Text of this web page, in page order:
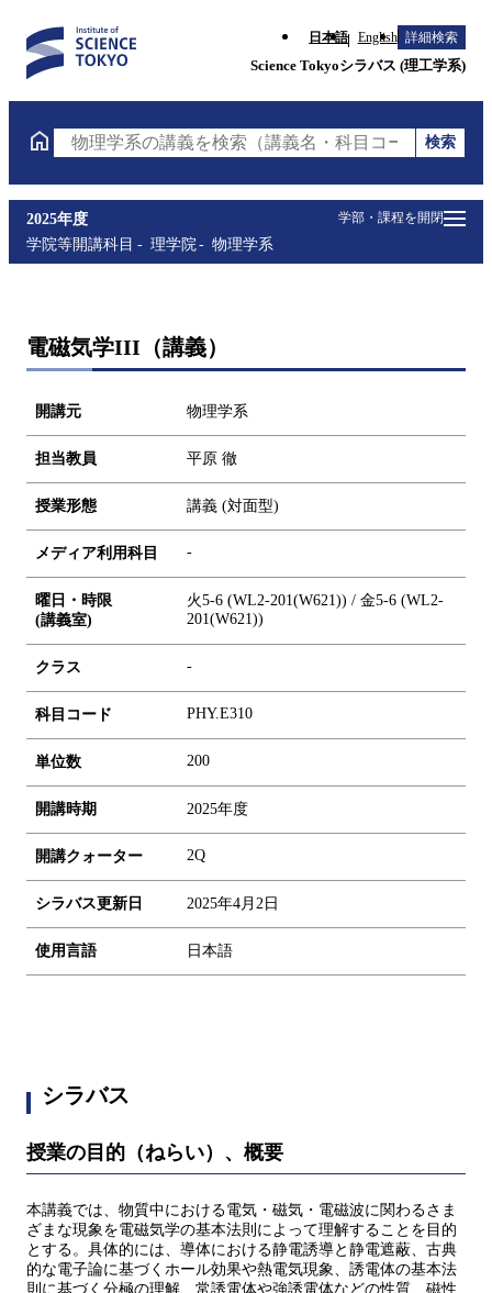
日本語 English 詳細検索
Science Tokyoシラバス (理工学系)
物理学系の講義を検索（講義名・科目コード・担当教
検索
学部・課程を開閉
2025年度
学院等開講科目
理学院 物理学系
電磁気学III（講義）
開講元 物理学系
担当教員 平原 徹
授業形態 講義 (対面型)
メディア利用科目 -
曜日・時限
(講義室)
火5-6 (WL2-201(W621)) / 金5-6 (WL2-
201(W621))
クラス -
科目コード PHY.E310
単位数 200
開講時期 2025年度
開講クォーター 2Q
シラバス更新日 2025年4月2日
使用言語 日本語
シラバス
授業の目的（ねらい）、概要
本講義では、物質中における電気・磁気・電磁波に関わるさま
ざまな現象を電磁気学の基本法則によって理解することを目的
とする。具体的には、導体における静電誘導と静電遮蔽、古典
的な電子論に基づくホール効果や熱電気現象、誘電体の基本法
則に基づく分極の理解、常誘電体や強誘電体などの性質、磁性